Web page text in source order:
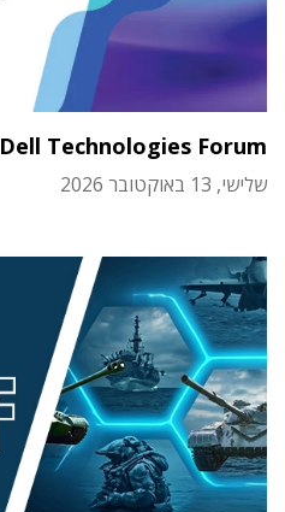
Dell Technologies Forum
שלישי, 13 באוקטובר 2026